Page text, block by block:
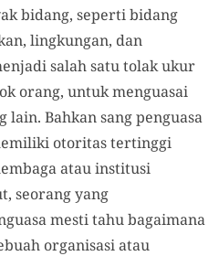
bidang, seperti bidang
lingkungan, dan
salah satu tolak ukur
orang, untuk menguasai
Bahkan sang penguasa
otoritas tertinggi
atau institusi
seorang yang
mesti tahu bagaimana
organisasi atau